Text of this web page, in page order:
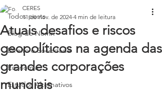
Todos posts
Blog do Nemri
Direito e Sociedade
Economia
Estudos Alternativos
Atuais desafios e riscos
geopolíticos na agenda das
grandes corporações
mundiais
CERES
11 de nov. de 2024 4 min de leitura